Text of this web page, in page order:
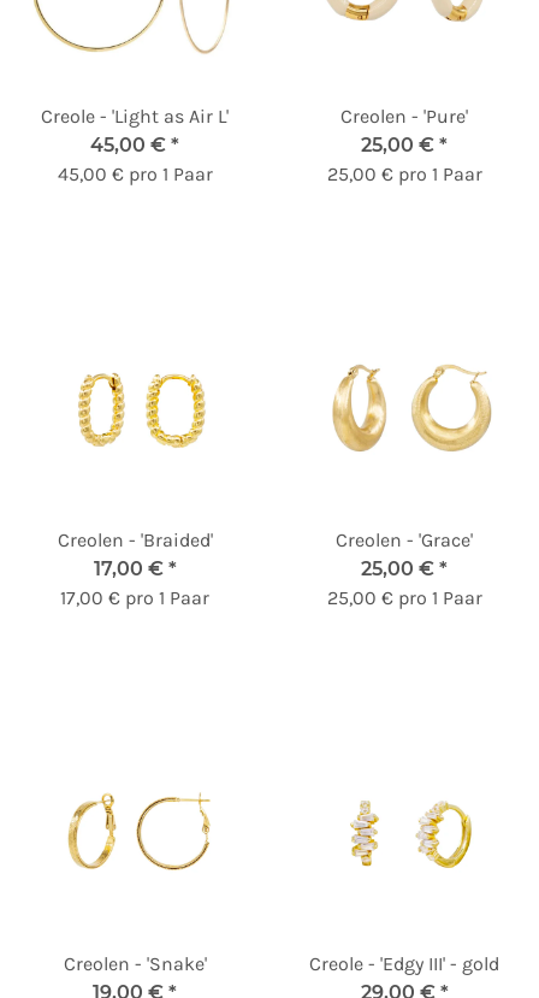
Creole - 'Light as Air L'
45,00 € *
45,00 € pro 1 Paar
Creolen - 'Pure'
25,00 € *
25,00 € pro 1 Paar
Creolen - 'Braided'
17,00 € *
17,00 € pro 1 Paar
Creolen - 'Grace'
25,00 € *
25,00 € pro 1 Paar
Creolen - 'Snake'
19,00 € *
Creole - 'Edgy III' - gold
29,00 € *